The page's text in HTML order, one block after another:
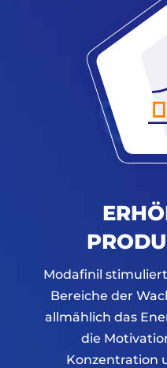
Modafinil
Bereiche der
allmählich das
die
Konzentration